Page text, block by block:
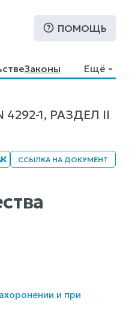
ПОМОЩЬ
Законы
Ещё
1, РАЗДЕЛ II
ССЫЛКА НА ДОКУМЕНТ
и при